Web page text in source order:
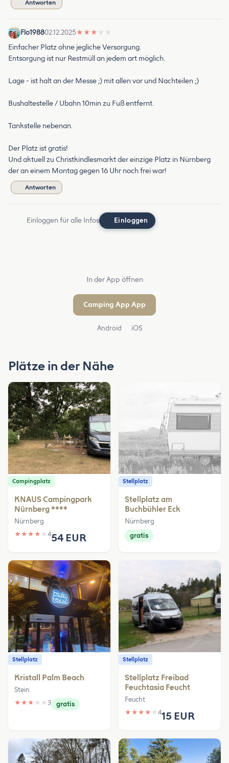
Antworten
Flo198802.12.2025★ ★ ★ ★ ★
Einfacher Platz ohne jegliche Versorgung.
Entsorgung ist nur Restmüll an jedem art möglich.
Lage - ist halt an der Messe ;) mit allen vor und Nachteilen ;)
Bushaltestelle / Ubahn 10min zu Fuß entfernt.
Tankstelle nebenan.
Der Platz ist gratis!
Und aktuell zu Christkindlesmarkt der einzige Platz in Nürnberg
der an einem Montag gegen 16 Uhr noch frei war!
Antworten
Einloggen für alle Infos Einloggen
In der App öffnen
Camping App App
Android iOS
Plätze in der Nähe
Campingplatz
KNAUS Campingpark
Nürnberg ****
Nürnberg
★ ★ ★ ★ ★ 454 EUR
Stellplatz
Stellplatz am
Buchbühler Eck
Nürnberg
gratis
Stellplatz
Kristall Palm Beach
Stein
★ ★ ★ ★ ★ 3 gratis
Stellplatz
Stellplatz Freibad
Feuchtasia Feucht
Feucht
★ ★ ★ ★ ★ 415 EUR